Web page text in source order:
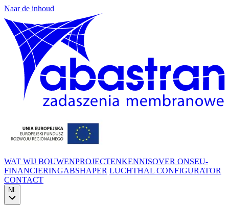
Naar de inhoud
WAT WIJ BOUWENPROJECTENKENNISOVER ONSEU-
FINANCIERINGABSHAPER LUCHTHAL CONFIGURATOR
CONTACT
NL